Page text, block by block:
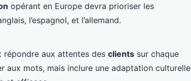
opérant en Europe devra prioriser les
l’espagnol, et l’allemand.
répondre aux attentes des clients sur chaque
aux mots, mais inclure une adaptation culturelle